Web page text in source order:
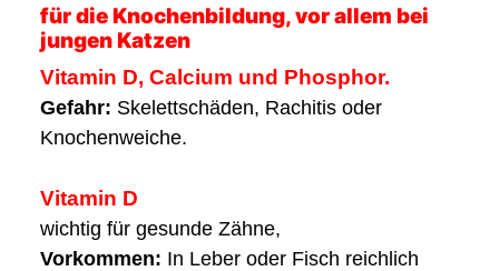
für die Knochenbildung, vor allem bei
jungen Katzen
Vitamin D, Calcium und Phosphor.
Gefahr: Skelettschäden, Rachitis oder
Knochenweiche.
Vitamin D
wichtig für gesunde Zähne,
Vorkommen: In Leber oder Fisch reichlich